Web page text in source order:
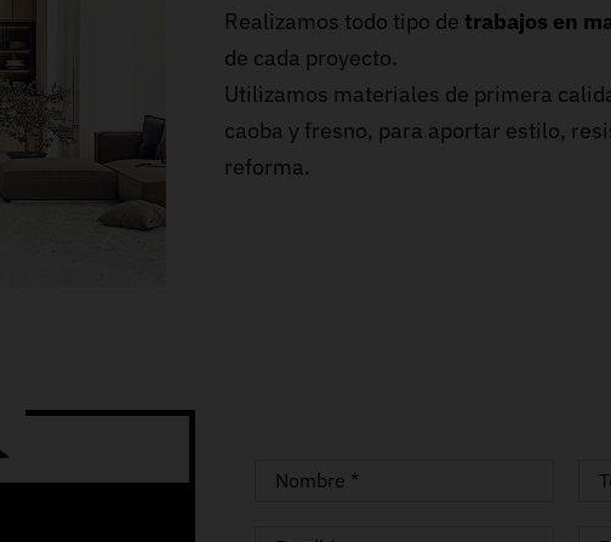
Realizamos todo tipo detrabajos en
de cada proyecto.
Utilizamos materiales de primera
caoba y fresno, para aportar estilo,
reforma.